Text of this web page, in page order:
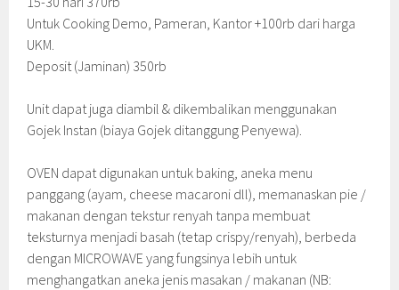
Untuk Cooking Demo, Pameran, Kantor +100rb dari harga
UKM.
Deposit (Jaminan) 350rb
Unit dapat juga diambil & dikembalikan menggunakan
Gojek Instan (biaya Gojek ditanggung Penyewa).
OVEN dapat digunakan untuk baking, aneka menu
panggang (ayam, cheese macaroni dll), memanaskan pie /
makanan dengan tekstur renyah tanpa membuat
teksturnya menjadi basah (tetap crispy/renyah), berbeda
dengan MICROWAVE yang fungsinya lebih untuk
menghangatkan aneka jenis masakan / makanan (NB: